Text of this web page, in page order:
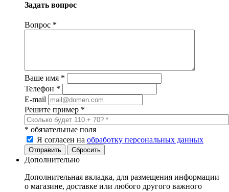
Задать вопрос
Вопрос *
Ваше имя *
Телефон *
E-mail
Решите пример *
* обязательные поля
Я согласен на обработку персональных данных
Сбросить
Дополнительно
Дополнительная вкладка, для размещения информации
о магазине, доставке или любого другого важного